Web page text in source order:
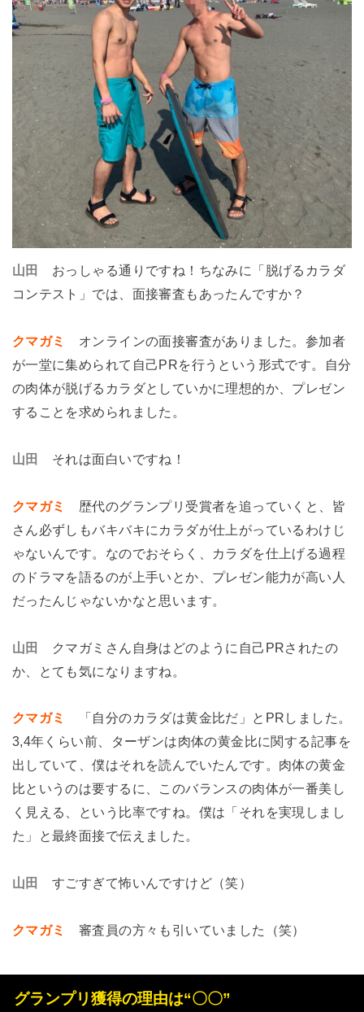
山田 おっしゃる通りですね！ちなみに「脱げるカラダ
コンテスト」では、面接審査もあったんですか？
クマガミ オンラインの面接審査がありました。参加者
が一堂に集められて自己PRを行うという形式です。自分
の肉体が脱げるカラダとしていかに理想的か、プレゼン
することを求められました。
山田 それは面白いですね！
クマガミ 歴代のグランプリ受賞者を追っていくと、皆
さん必ずしもバキバキにカラダが仕上がっているわけじ
ゃないんです。なのでおそらく、カラダを仕上げる過程
のドラマを語るのが上手いとか、プレゼン能力が高い人
だったんじゃないかなと思います。
山田
クマガミさん自身はどのように自己PRされたの
か、とても気になりますね。
クマガミ
「自分のカラダは黄金比だ」とPRしました。
3,4年くらい前、ターザンは肉体の黄金比に関する記事を
出していて、僕はそれを読んでいたんです。肉体の黄金
比というのは要するに、このバランスの肉体が一番美し
く見える、という比率ですね。僕は「それを実現しまし
た」と最終面接で伝えました。
山田すごすぎて怖いんですけど（笑）
クマガミ 審査員の方々も引いていました（笑）
グランプリ獲得の理由は“〇〇”